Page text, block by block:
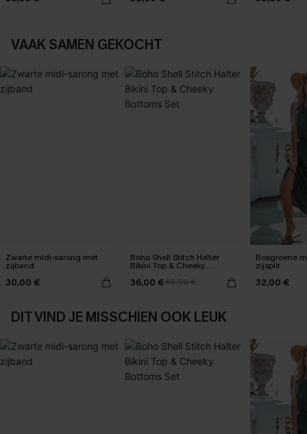
VAAK SAMEN GEKOCHT
Zwarte midi-sarong met
zijband
30,00 €
Boho Shell Stitch Halter
Bikini Top & Cheeky
36,00 €40,00 €
Bosgroene
zijsplit
32,00 €
DIT VIND JE MISSCHIEN OOK LEUK